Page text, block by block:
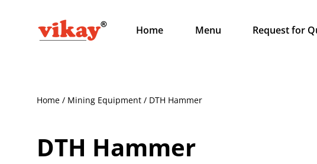
Home Menu Request for
Home / Mining Equipment / DTH Hammer
DTH Hammer